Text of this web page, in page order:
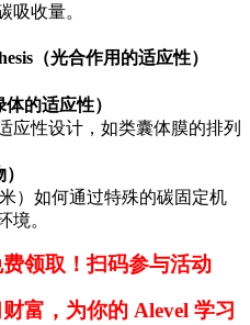
吸收量。
（光合作用的适应性）
的适应性）
应性设计，如类囊体膜的排列
）如何通过特殊的碳固定机
境。
领取！扫码参与活动
富，为你的 Alevel 学习